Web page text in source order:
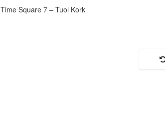
Time Square 7 – Tuol Kork